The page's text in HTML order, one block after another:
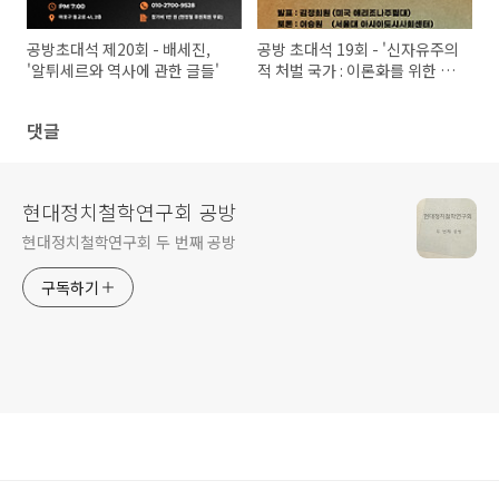
공방초대석 제20회 - 배세진,
'알튀세르와 역사에 관한 글들'
공방 초대석 19회 - '신자유주의
적 처벌 국가 : 이론화를 위한 소
댓글
현대정치철학연구회 공방
현대정치철학연구회 두 번째 공방
구독하기